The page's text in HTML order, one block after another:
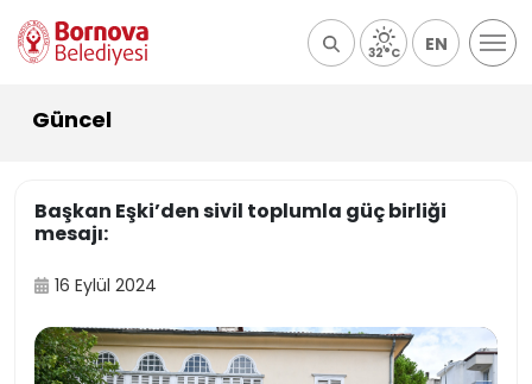
32°C EN
Güncel
Başkan Eşki’den sivil toplumla güç birliği
mesajı:
16 Eylül 2024